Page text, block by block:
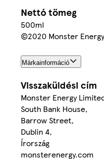
Nettó tömeg
500ml
©2020 Monster
Márkainformáció
Visszaküldési cím
Monster Energy
South Bank House,
Barrow Street,
Dublin 4,
Írország
monsterenergy.com